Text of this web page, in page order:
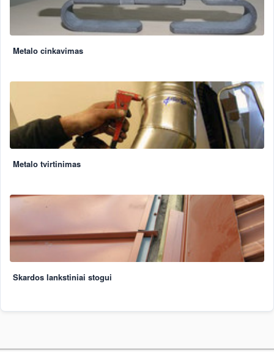
Metalo cinkavimas
Metalo tvirtinimas
Skardos lankstiniai stogui